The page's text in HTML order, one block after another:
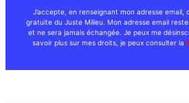
J’accepte, en renseignant mon adresse email,
gratuite du Juste Milieu. Mon adresse email
et ne sera jamais échangée. Je peux me
savoir plus sur mes droits, je peux consulter la